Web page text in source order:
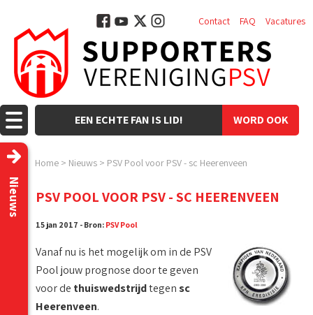
WORD OOK
EEN ECHTE FAN IS LID!
Contact FAQ Vacatures
Home > Nieuws > PSV Pool voor PSV - sc Heerenveen
Nieuws PSV POOL VOOR PSV - SC HEERENVEEN
15 jan 2017 - Bron: PSV Pool
Vanaf nu is het mogelijk om in de PSV
Pool jouw prognose door te geven
voor de thuiswedstrijdtegensc
Heerenveen.